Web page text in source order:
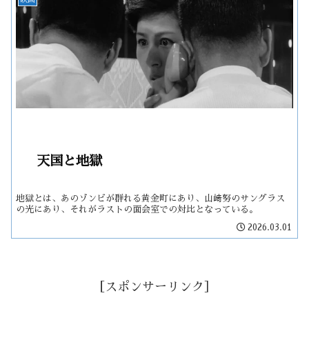
天国と地獄
地獄とは、あのゾンビが群れる黄金町にあり、山﨑努のサングラス
の光にあり、それがラストの面会室での対比となっている。
2026.03.01
［スポンサーリンク］